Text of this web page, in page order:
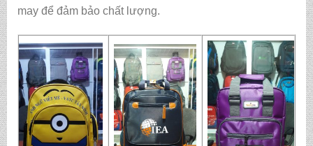
may để đảm bảo chất lượng.